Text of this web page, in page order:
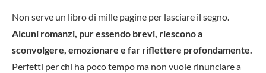
Non serve un libro di mille pagine per lasciare il segno.
Alcuni romanzi, pur essendo brevi, riescono a
sconvolgere, emozionare e far riflettere profondamente.
Perfetti per chi ha poco tempo ma non vuole rinunciare a